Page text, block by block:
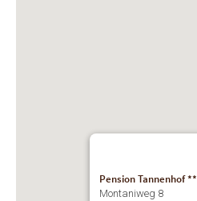
Pension Tannenhof **
Montaniweg 8